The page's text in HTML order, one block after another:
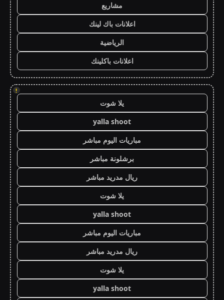
مشاريع
اعلانات باك لينك
الرياضية
اعلانات باكلينك
!
يلا شوت
yalla shoot
مباريات اليوم مباشر
برشلونة مباشر
ريال مدريد مباشر
يلا شوت
yalla shoot
مباريات اليوم مباشر
ريال مدريد مباشر
يلا شوت
yalla shoot